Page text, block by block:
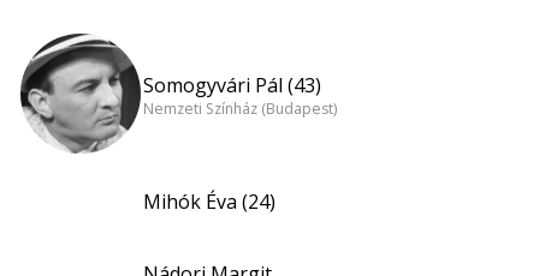
Somogyvári Pál (43)
Nemzeti Színház (Budapest)
Mihók Éva (24)